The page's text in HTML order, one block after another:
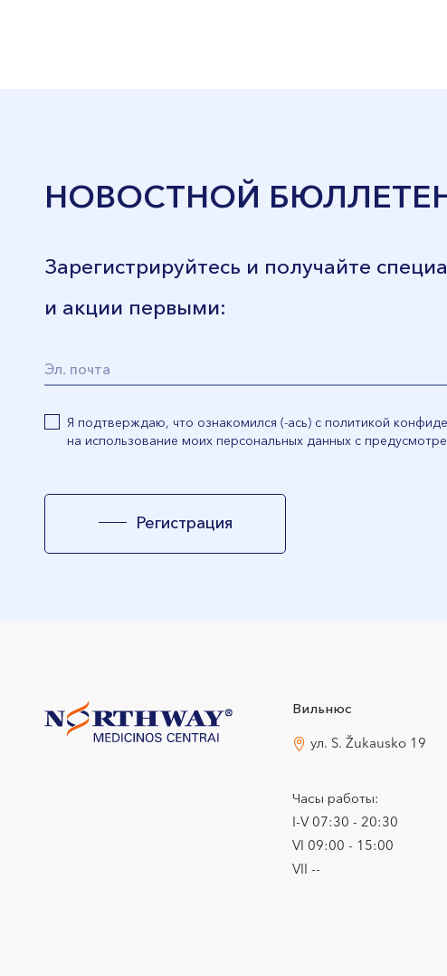
НОВОСТНОЙ
Зарегистрируйтесь и получайте
и акции первыми:
Я подтверждаю, что ознакомился (-ась) с политикой
на использование моих персональных данных с
Регистрация
Вильнюс
ул. S. Žukausko 19
Часы работы:
I-V 07:30 - 20:30
VI 09:00 - 15:00
VII --